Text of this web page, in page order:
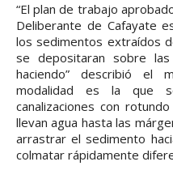
“El plan de trabajo
Deliberante de Cafayate
los sedimentos extraídos
se depositaran sobre
haciendo” describió el
modalidad es la que
canalizaciones con
llevan agua hasta las
arrastrar el sedimento
colmatar rápidamente